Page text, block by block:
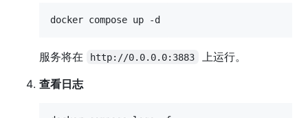
docker compose up -d
服务将在 http://0.0.0.0:3883
上运行。
查看日志